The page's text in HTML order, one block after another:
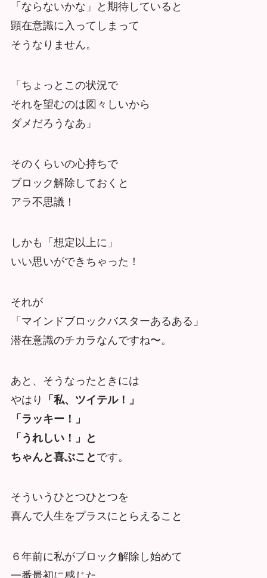
「ならないかな」と期待していると
顕在意識に入ってしまって
そうなりません。
「ちょっとこの状況で
それを望むのは図々しいから
ダメだろうなあ」
そのくらいの心持ちで
ブロック解除しておくと
アラ不思議！
しかも「想定以上に」
いい思いができちゃった！
それが
「マインドブロックバスターあるある」
潜在意識のチカラなんですね〜。
あと、そうなったときには
やはり
「私、ツイテル！」
「ラッキー！」
「うれしい！」と
ちゃんと喜ぶこと です。
そういうひとつひとつを
喜んで人生をプラスにとらえること
６年前に私がブロック解除し始めて